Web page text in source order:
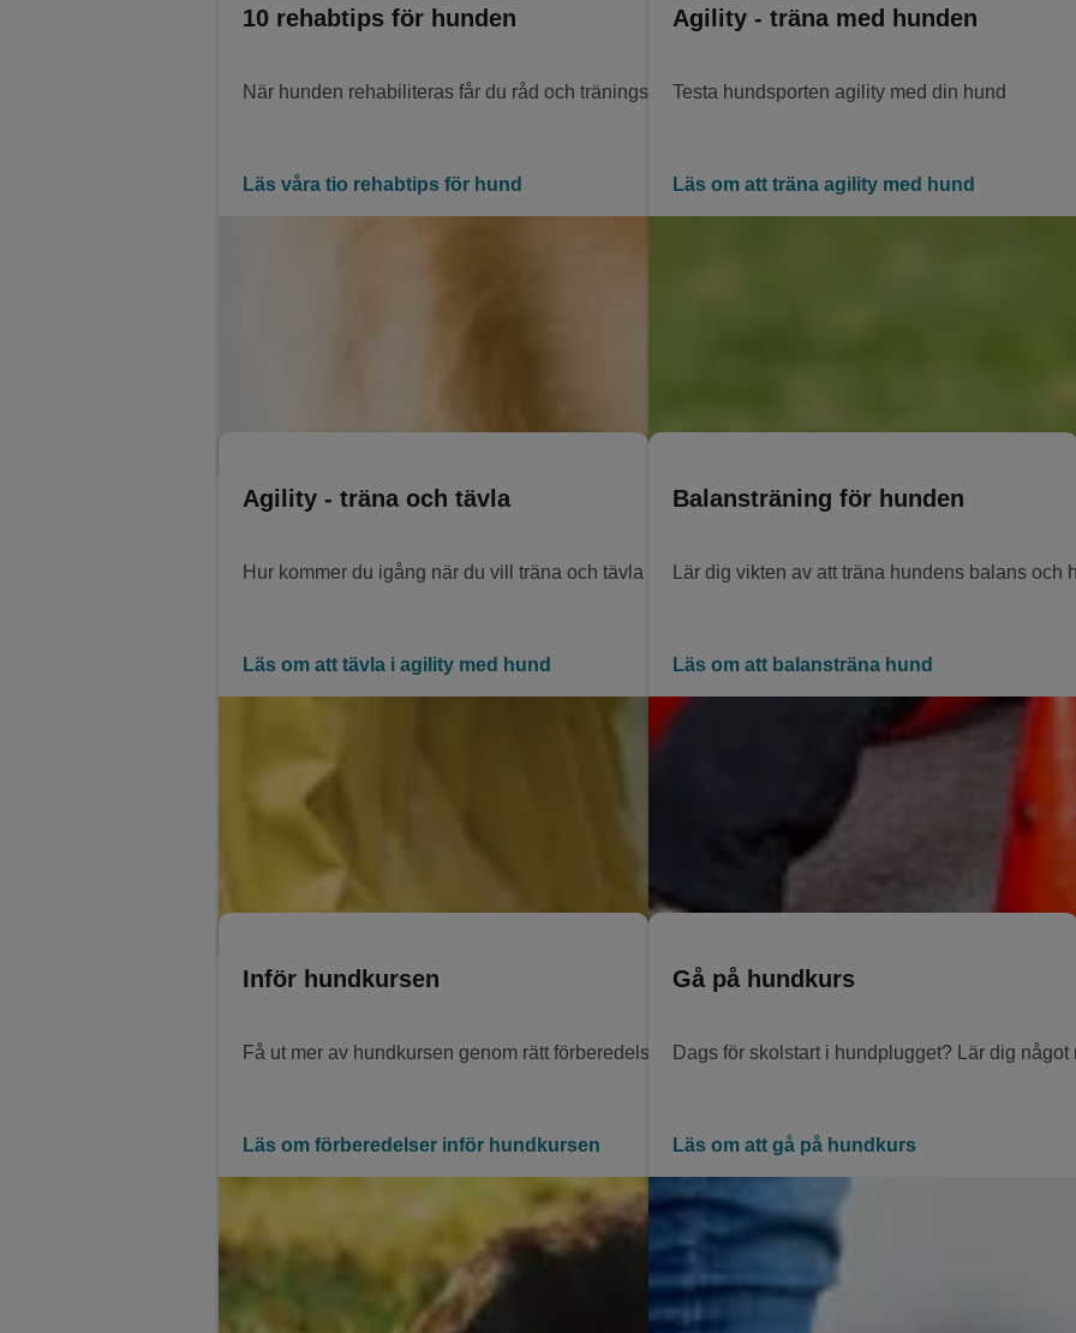
10 rehabtips för hunden
När hunden rehabiliteras får du råd och träningsprogram från veterinären. Utöver det kan mental
Läs våra tio rehabtips för hund
Agility - träna med hunden
Testa hundsporten agility med din hund
Läs om att träna agility med hund
Agility - träna och tävla
Hur kommer du igång när du vill träna och tävla agility med hunden.
Läs om att tävla i agility med hund
Balansträning för hunden
Lär dig vikten av att träna hundens balans och
Läs om att balansträna hund
Inför hundkursen
Få ut mer av hundkursen genom rätt förberedelser. Se våra tips!
Läs om förberedelser inför hundkursen
Gå på hundkurs
Dags för skolstart i hundplugget? Lär dig
Läs om att gå på hundkurs